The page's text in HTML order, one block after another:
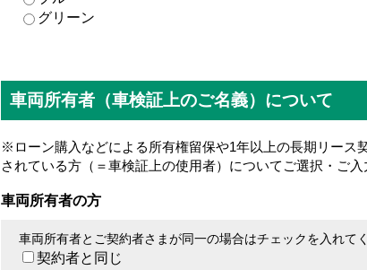
グリーン
車両所有者（車検証上のご名義）について
※ローン購入などによる所有権留保や1年以上の長期リース
されている方（＝車検証上の使用者）についてご選択・ご入
車両所有者の方
車両所有者とご契約者さまが同一の場合はチェックを入れてく
契約者と同じ